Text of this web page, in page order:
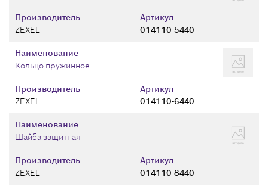
Производитель
ZEXEL
Артикул
014110-5440
Производитель
ZEXEL
Артикул
014110-6440
Наименование
Кольцо пружинное
Производитель
ZEXEL
Артикул
014110-8440
Наименование
Шайба защитная